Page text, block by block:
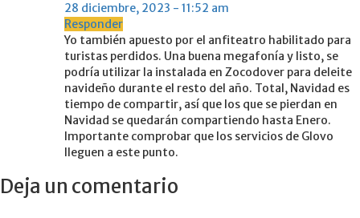
28 diciembre, 2023 - 11:52 am
Responder
Yo también apuesto por el anfiteatro habilitado para
turistas perdidos. Una buena megafonía y listo, se
podría utilizar la instalada en Zocodover para deleite
navideño durante el resto del año. Total, Navidad es
tiempo de compartir, así que los que se pierdan en
Navidad se quedarán compartiendo hasta Enero.
Importante comprobar que los servicios de Glovo
lleguen a este punto.
Deja un comentario